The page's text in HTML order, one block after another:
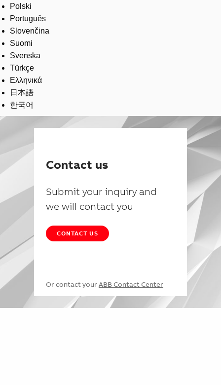
Polski
Português
Slovenčina
Suomi
Svenska
Türkçe
Ελληνικά
日本語
한국어
Contact us
Submit your inquiry and
we will contact you
CONTACT US
Or contact your ABB Contact Center